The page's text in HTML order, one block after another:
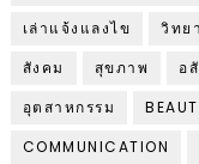
เล่าแจ้งแลงไข
วิทย
สังคม
สุขภาพ อ
อุตสาหกรรม
COMMUNICATION